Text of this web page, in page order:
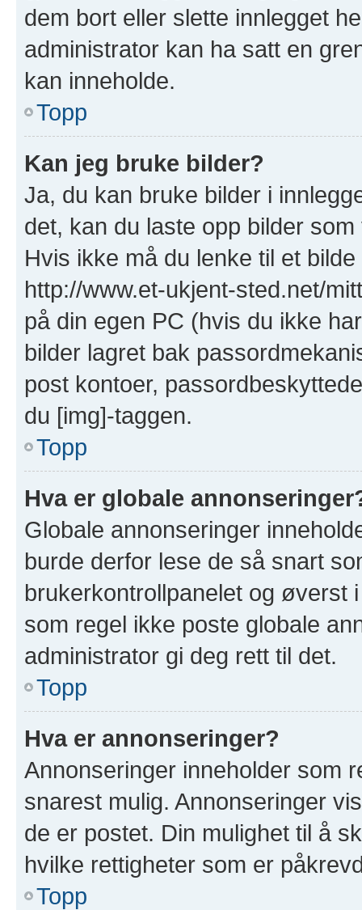
dem bort eller slette innlegget
administrator kan ha satt en
kan inneholde.
Topp
Kan jeg bruke bilder?
Ja, du kan bruke bilder i
det, kan du laste opp bilder
Hvis ikke må du lenke til et
http://www.et-ukjent-sted.net/
på din egen PC (hvis du ikke
bilder lagret bak
post kontoer,
du [img]-taggen.
Topp
Hva er globale
Globale annonseringer
burde derfor lese de så snart
brukerkontrollpanelet og øverst
som regel ikke poste globale
administrator gi deg rett til det.
Topp
Hva er annonseringer?
Annonseringer inneholder som
snarest mulig. Annonseringer
de er postet. Din mulighet til å
hvilke rettigheter som er
Topp